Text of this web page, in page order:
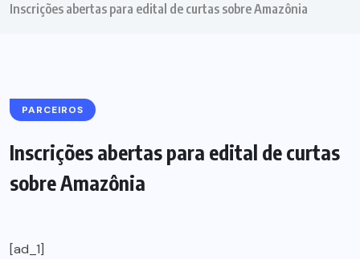
Inscrições abertas para edital de curtas sobre Amazônia
PARCEIROS
Inscrições abertas para edital de curtas
sobre Amazônia
[ad_1]